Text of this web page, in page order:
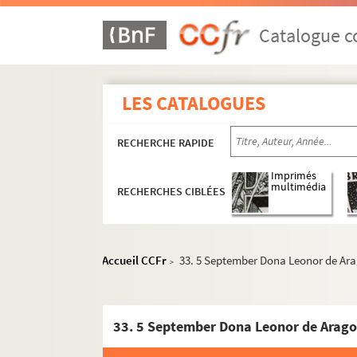
Catalogue
LES CATALOGUES
RECHERCHE RAPIDE
RECHERCHES CIBLÉES
Imprimés
multimédia
Accueil CCFr > 33. 5 September Dona Leonor de
33. 5 September Dona Leonor de
Ms Z 320 à Z 415
- Ms Z 431-1